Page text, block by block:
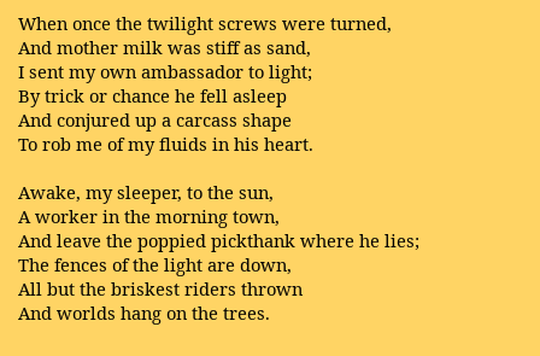
When once the twilight screws were turned,
And mother milk was stiff as sand,
I sent my own ambassador to light;
By trick or chance he fell asleep
And conjured up a carcass shape
To rob me of my fluids in his heart.
Awake, my sleeper, to the sun,
A worker in the morning town,
And leave the poppied pickthank where he lies;
The fences of the light are down,
All but the briskest riders thrown
And worlds hang on the trees.